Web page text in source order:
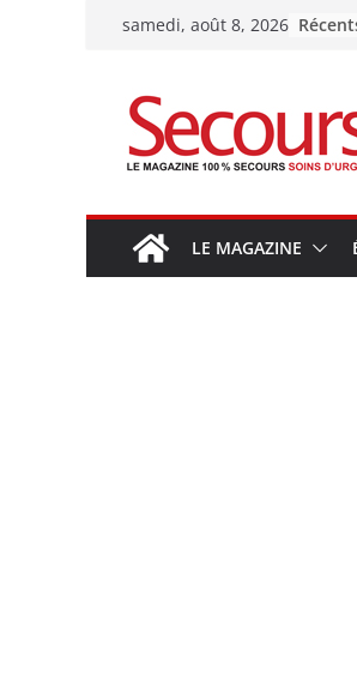
Passersamedi, août 8, 2026
LE MAGAZINE